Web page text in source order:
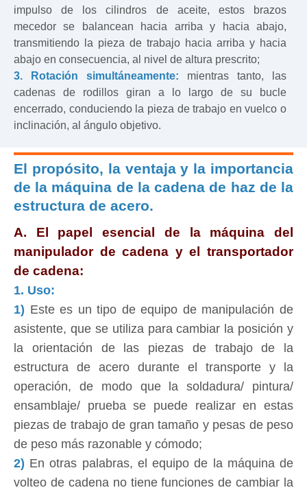
impulso de los cilindros de aceite, estos brazos
mecedor se balancean hacia arriba y hacia abajo,
transmitiendo la pieza de trabajo hacia arriba y hacia
abajo en consecuencia, al nivel de altura prescrito;
3. Rotación simultáneamente: mientras tanto, las
cadenas de rodillos giran a lo largo de su bucle
encerrado, conduciendo la pieza de trabajo en vuelco o
inclinación, al ángulo objetivo.
El propósito, la ventaja y la importancia
de la máquina de la cadena de haz de la
estructura de acero.
A. El papel esencial de la máquina del
manipulador de cadena y el transportador
de cadena:
1. Uso:
1) Este es un tipo de equipo de manipulación de
asistente, que se utiliza para cambiar la posición y
la orientación de las piezas de trabajo de la
estructura de acero durante el transporte y la
operación, de modo que la soldadura/ pintura/
ensamblaje/ prueba se puede realizar en estas
piezas de trabajo de gran tamaño y pesas de peso
de peso más razonable y cómodo;
2) En otras palabras, el equipo de la máquina de
volteo de cadena no tiene funciones de cambiar la